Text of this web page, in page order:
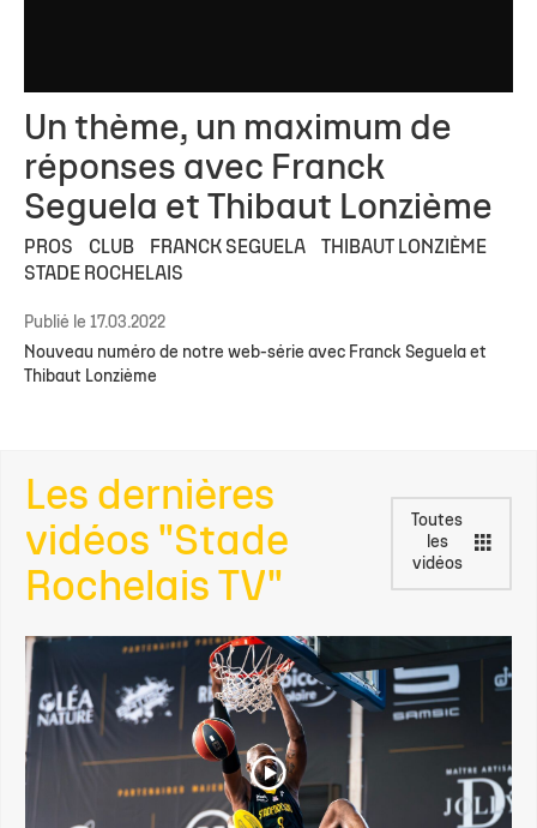
Un thème, un maximum de
réponses avec Franck
Seguela et Thibaut Lonzième
PROS CLUB FRANCK SEGUELA
THIBAUT LONZIÈME
STADE ROCHELAIS
Publié le 17.03.2022
Nouveau numéro de notre web-série avec Franck Seguela et
Thibaut Lonzième
Les dernières
vidéos "Stade
Rochelais TV"
Toutes
les
vidéos